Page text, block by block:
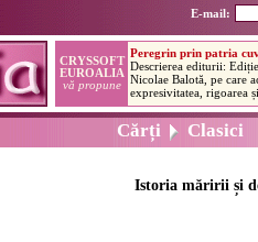
E-mail:
Cărți Clasici
Istoria măririi și